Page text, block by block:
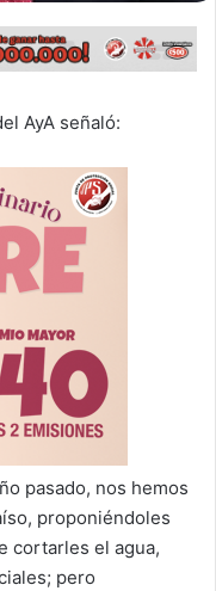
AyA señaló:
pasado, nos hemos
proponiéndoles
cortarles el agua,
pero